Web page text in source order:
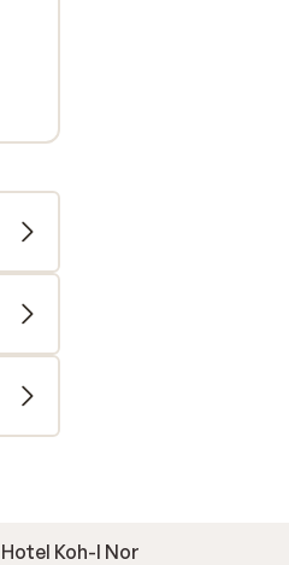
Hotel Koh-I Nor